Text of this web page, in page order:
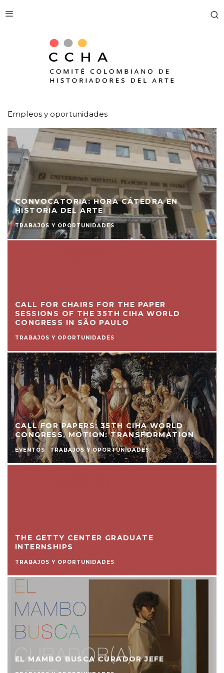
Empleos y oportunidades
CONVOCATORIA: HORA CÁTEDRA EN
HISTORIA DEL ARTE
TRABAJOS Y OPORTUNIDADES
CALL FOR CHAIRS FOR THE PAPER
SESSIONS OF THE 35TH CIHA WORLD
CONGRESS IN SÃO PAULO
TRABAJOS Y OPORTUNIDADES
CALL FOR PAPERS: 35TH CIHA WORLD
CONGRESS, MOTION: TRANSFORMATION
EVENTOS TRABAJOS Y OPORTUNIDADES
THE GETTY CENTER GRADUATE
INTERNSHIPS
TRABAJOS Y OPORTUNIDADES
EL MAMBO BUSCA CURADOR JEFE